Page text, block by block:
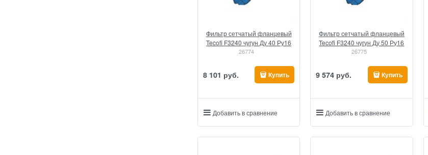
Фильтр сетчатый фланцевый
Tecofi F3240 чугун Ду 40 Ру16
26774
8 101 руб. Купить
Добавить в сравнение
Фильтр сетчатый фланцевый
Tecofi F3240 чугун Ду 50 Ру16
26775
9 574 руб. Купить
Добавить в сравнение